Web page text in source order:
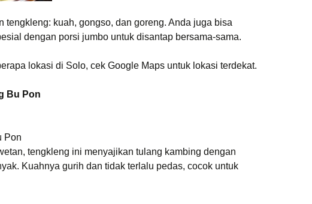
tengkleng: kuah, gongso, dan goreng. Anda juga bisa
dengan porsi jumbo untuk disantap bersama-sama.
lokasi di Solo, cek Google Maps untuk lokasi terdekat.
Bu Pon
Pon
tengkleng ini menyajikan tulang kambing dengan
Kuahnya gurih dan tidak terlalu pedas, cocok untuk